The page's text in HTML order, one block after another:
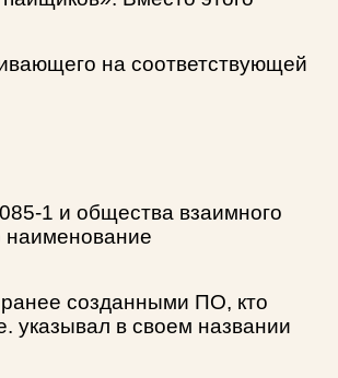
на соответствующей
1 и общества взаимного
наименование
ранее созданными ПО, кто
указывал в своем названии